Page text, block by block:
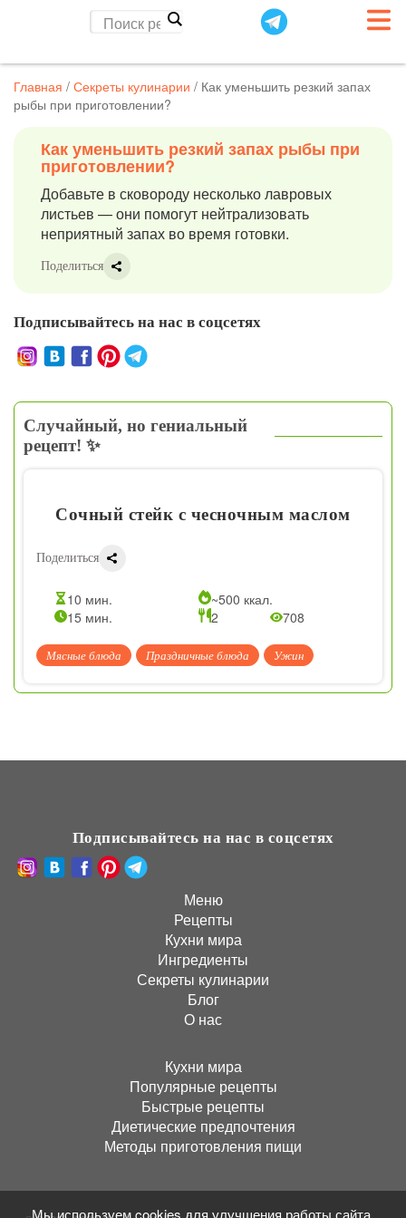
Главная / Секреты кулинарии / Как уменьшить резкий запах
рыбы при приготовлении?
Как уменьшить резкий запах рыбы при
приготовлении?
Добавьте в сковороду несколько лавровых
листьев — они помогут нейтрализовать
неприятный запах во время готовки.
Поделиться
Подписывайтесь на нас в соцсетях
Случайный, но гениальный
рецепт! ✨
Сочный стейк с чесночным маслом
Поделиться
10 мин.
~500 ккал.
15 мин.
2 708
Мясные блюда Праздничные блюда Ужин
Подписывайтесь на нас в соцсетях
Меню
Рецепты
Кухни мира
Ингредиенты
Секреты кулинарии
Блог
О нас
Кухни мира
Популярные рецепты
Быстрые рецепты
Диетические предпочтения
Методы приготовления пищи
Мы используем cookies для улучшения работы сайта.